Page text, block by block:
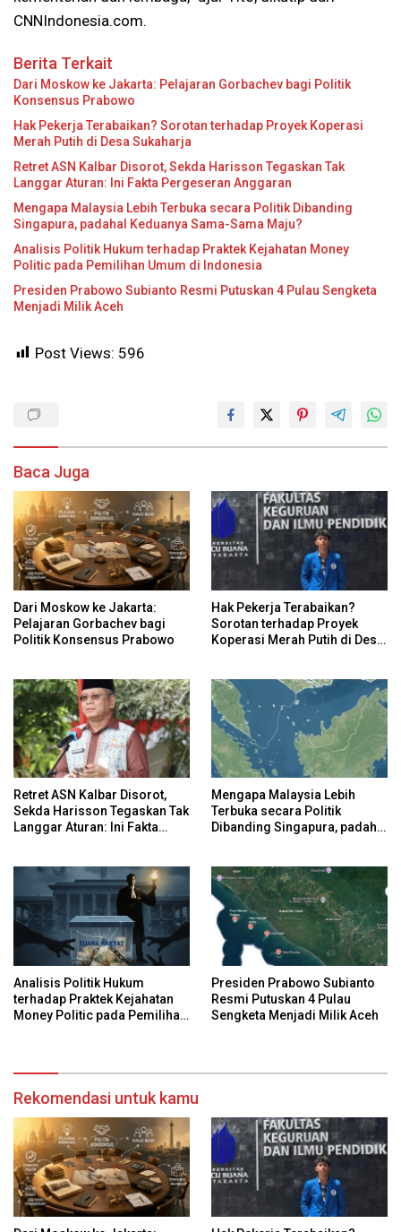
CNNIndonesia.com.
Berita Terkait
Dari Moskow ke Jakarta: Pelajaran Gorbachev bagi Politik
Konsensus Prabowo
Hak Pekerja Terabaikan? Sorotan terhadap Proyek Koperasi
Merah Putih di Desa Sukaharja
Retret ASN Kalbar Disorot, Sekda Harisson Tegaskan Tak
Langgar Aturan: Ini Fakta Pergeseran Anggaran
Mengapa Malaysia Lebih Terbuka secara Politik Dibanding
Singapura, padahal Keduanya Sama-Sama Maju?
Analisis Politik Hukum terhadap Praktek Kejahatan Money
Politic pada Pemilihan Umum di Indonesia
Presiden Prabowo Subianto Resmi Putuskan 4 Pulau Sengketa
Menjadi Milik Aceh
Post Views: 596
Baca Juga
Dari Moskow ke Jakarta:
Pelajaran Gorbachev bagi
Politik Konsensus Prabowo
Hak Pekerja Terabaikan?
Sorotan terhadap Proyek
Koperasi Merah Putih di Desa
Retret ASN Kalbar Disorot,
Sekda Harisson Tegaskan Tak
Langgar Aturan: Ini Fakta
Mengapa Malaysia Lebih
Terbuka secara Politik
Dibanding Singapura, padahal
Analisis Politik Hukum
terhadap Praktek Kejahatan
Money Politic pada Pemilihan
Presiden Prabowo Subianto
Resmi Putuskan 4 Pulau
Sengketa Menjadi Milik Aceh
Rekomendasi untuk kamu